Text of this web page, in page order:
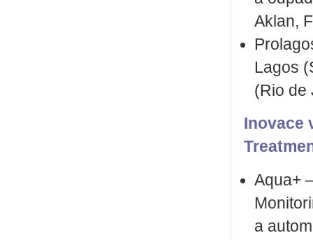
Aklan,
Lagos
(Rio de
Inovace
Aqua+
a